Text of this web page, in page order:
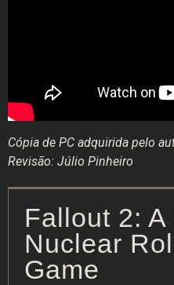
Cópia de PC adquirida pelo
Revisão: Júlio Pinheiro
Fallout 2: A
Nuclear
Game